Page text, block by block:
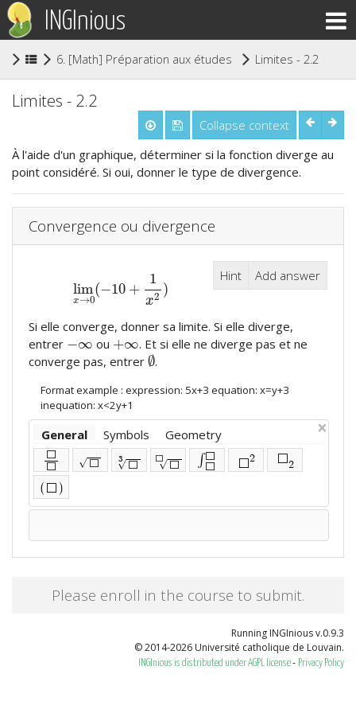
INGInious
6. [Math] Préparation aux études supérieures
Limites - 2.2
Limites - 2.2
Collapse context
À l'aide d'un graphique, déterminer si la fonction diverge au
point considéré. Si oui, donner le type de divergence.
Convergence ou divergence
Hint Add answer
lim
x→0
(−10 +
1
x2 )
limx→0(−10+1x2)
Si elle converge, donner sa limite. Si elle diverge,
entrer −∞
−∞ ou +∞
+∞
. Et si elle ne diverge pas et ne
converge pas, entrer ∅
∅.
Format example : expression: 5x+3 equation: x=y+3
inequation: x<2y+1
×
General Symbols Geometry
⬜
⬜
√ ⬜ 3
√ ⬜
⬜√ ⬜ ∫⬜
⬜
2
2
( ⬜ )
Please enroll in the course to submit.
Running INGInious v.0.9.3
© 2014-2026 Université catholique de Louvain.
INGInious is distributed under AGPL license- Privacy Policy